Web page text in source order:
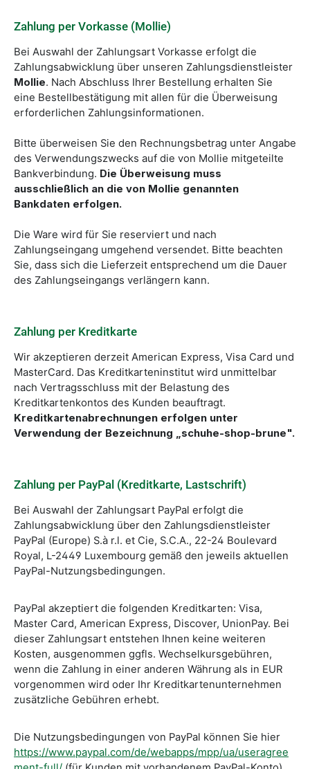
Zahlung per Vorkasse (Mollie)
Bei Auswahl der Zahlungsart Vorkasse erfolgt die
Zahlungsabwicklung über unseren Zahlungsdienstleister
Mollie. Nach Abschluss Ihrer Bestellung erhalten Sie
eine Bestellbestätigung mit allen für die Überweisung
erforderlichen Zahlungsinformationen.
Bitte überweisen Sie den Rechnungsbetrag unter Angabe
des Verwendungszwecks auf die von Mollie mitgeteilte
Bankverbindung. Die Überweisung muss
ausschließlich an die von Mollie genannten
Bankdaten erfolgen.
Die Ware wird für Sie reserviert und nach
Zahlungseingang umgehend versendet. Bitte beachten
Sie, dass sich die Lieferzeit entsprechend um die Dauer
des Zahlungseingangs verlängern kann.
Zahlung per Kreditkarte
Wir akzeptieren derzeit American Express, Visa Card und
MasterCard. Das Kreditkarteninstitut wird unmittelbar
nach Vertragsschluss mit der Belastung des
Kreditkartenkontos des Kunden beauftragt.
Kreditkartenabrechnungen erfolgen unter
Verwendung der Bezeichnung „schuhe-shop-brune".
Zahlung per PayPal (Kreditkarte, Lastschrift)
Bei Auswahl der Zahlungsart PayPal erfolgt die
Zahlungsabwicklung über den Zahlungsdienstleister
PayPal (Europe) S.à r.l. et Cie, S.C.A., 22-24 Boulevard
Royal, L-2449 Luxembourg gemäß den jeweils aktuellen
PayPal-Nutzungsbedingungen.
PayPal akzeptiert die folgenden Kreditkarten: Visa,
Master Card, American Express, Discover, UnionPay. Bei
dieser Zahlungsart entstehen Ihnen keine weiteren
Kosten, ausgenommen ggfls. Wechselkursgebühren,
wenn die Zahlung in einer anderen Währung als in EUR
vorgenommen wird oder Ihr Kreditkartenunternehmen
zusätzliche Gebühren erhebt.
Die Nutzungsbedingungen von PayPal können Sie hier
https://www.paypal.com/de/webapps/mpp/ua/useragree